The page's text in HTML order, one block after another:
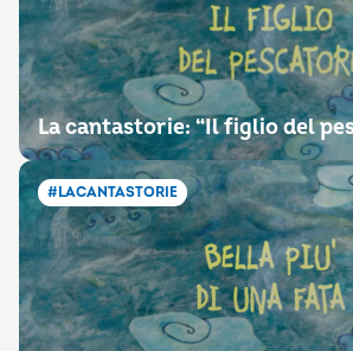
La cantastorie: “Il figlio del
#LACANTASTORIE